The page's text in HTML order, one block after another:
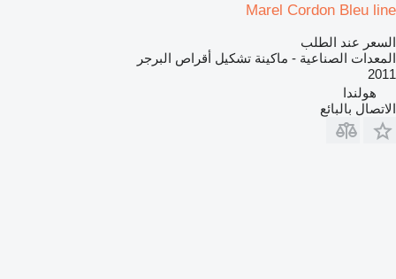
Marel Cordon Bleu line
السعر عند الطلب
المعدات الصناعية - ماكينة تشكيل أقراص البرجر
2011
هولندا
الاتصال بالبائع